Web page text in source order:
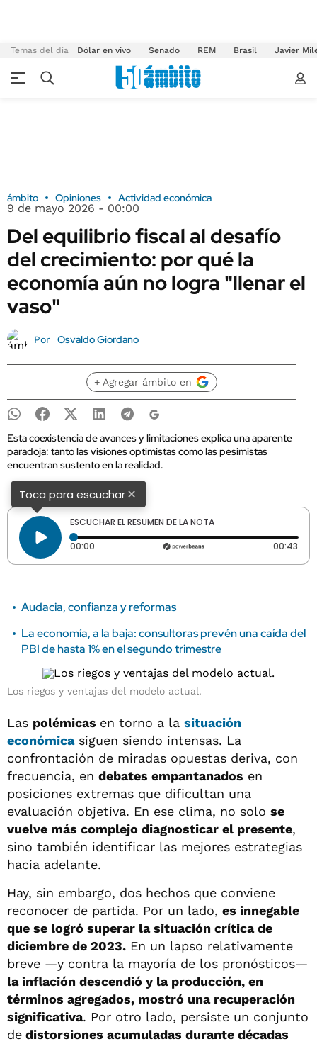
Temas del día Dólar en vivo Senado REM Brasil Javier
ámbito Opiniones Actividad económica
9 de mayo 2026 - 00:00
Del equilibrio fiscal al desafío
del crecimiento: por qué la
economía aún no logra "llenar el
vaso"
Por Osvaldo Giordano
+ Agregar ámbito en
Esta coexistencia de avances y limitaciones explica una aparente
paradoja: tanto las visiones optimistas como las pesimistas
encuentran sustento en la realidad.
Toca para escuchar×
ESCUCHAR EL RESUMEN DE LA NOTA
00:00 Tiempo transcurrido: 0 segundos 00:43
Audacia, confianza y reformas
La economía, a la baja: consultoras prevén una caída del
PBI de hasta 1% en el segundo trimestre
Los riegos y ventajas del modelo actual.
Las polémicas en torno a la situación
económicasiguen siendo intensas. La
confrontación de miradas opuestas deriva, con
frecuencia, en debates empantanados en
posiciones extremas que dificultan una
evaluación objetiva. En ese clima, no solo se
vuelve más complejo diagnosticar el presente,
sino también identificar las mejores estrategias
hacia adelante.
Hay, sin embargo, dos hechos que conviene
reconocer de partida. Por un lado, es innegable
que se logró superar la situación crítica de
diciembre de 2023. En un lapso relativamente
breve —y contra la mayoría de los pronósticos—
la inflación descendió y la producción, en
términos agregados, mostró una recuperación
significativa. Por otro lado, persiste un conjunto
de distorsiones acumuladas durante décadas